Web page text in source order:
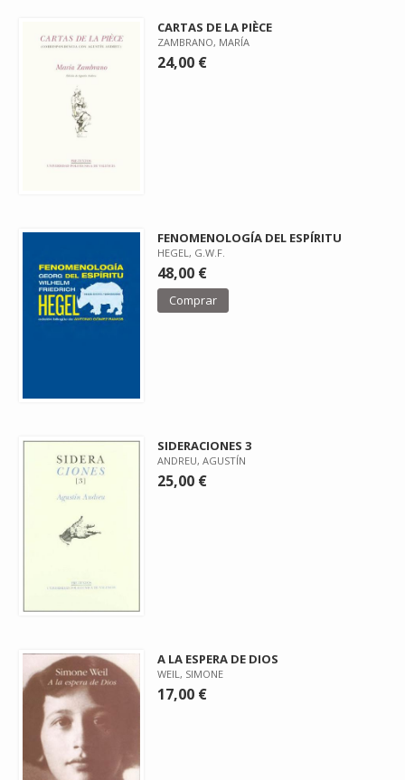
CARTAS DE LA PIÈCE
ZAMBRANO, MARÍA
24,00 €
FENOMENOLOGÍA DEL ESPÍRITU
HEGEL, G.W.F.
48,00 €
Comprar
SIDERACIONES 3
ANDREU, AGUSTÍN
25,00 €
A LA ESPERA DE DIOS
WEIL, SIMONE
17,00 €